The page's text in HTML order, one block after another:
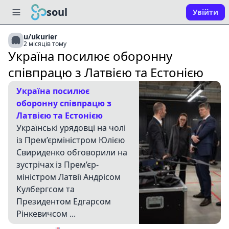
soul Увійти
u/ukurier
2 місяців тому
Україна посилює оборонну
співпрацю з Латвією та Естонією
Україна посилює
оборонну співпрацю з
Латвією та Естонією
Українські урядовці на чолі
із Прем’єр­міністром Юлією
Свириденко обговорили на
зустрічах із Прем’єр­
міністром Латвії Андрісом
Кулбергсом та
Президентом Едгарсом
Рінкевичсом ...